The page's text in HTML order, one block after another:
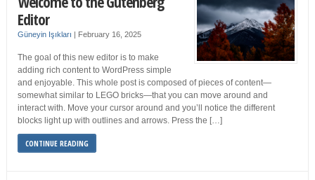
Editor
Güneyin Işıkları | February 16, 2025
The goal of this new editor is to make
adding rich content to WordPress simple
and enjoyable. This whole post is composed of pieces of content—
somewhat similar to LEGO bricks—that you can move around and
interact with. Move your cursor around and you’ll notice the different
blocks light up with outlines and arrows. Press the […]
CONTINUE READING